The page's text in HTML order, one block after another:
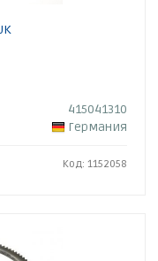
415041310
Германия
Код: 1152058